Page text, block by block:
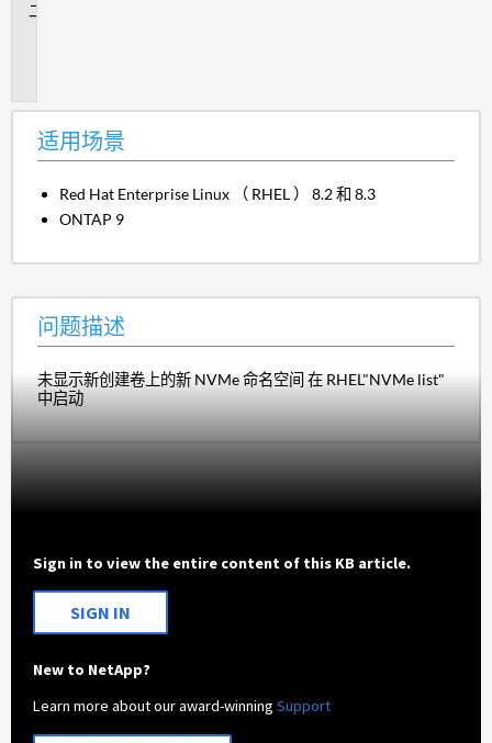
适用场景
Red Hat Enterprise Linux （ RHEL ） 8.2 和 8.3
ONTAP 9
问题描述
未显示新创建卷上的新 NVMe 命名空间 在 RHEL"NVMe list"
中启动
Sign in to view the entire content of this KB article.
SIGN IN
New to NetApp?
Learn more about our award-winningSupport